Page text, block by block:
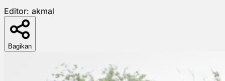
Editor: akmal
Bagikan